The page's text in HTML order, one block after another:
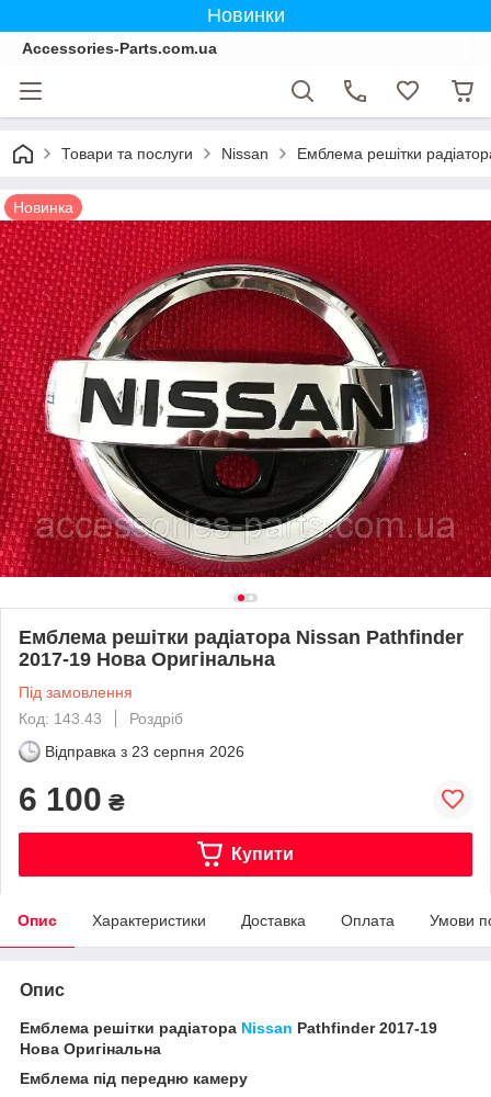
Новинки
Accessories-Parts.com.ua
Товари та послуги Nissan Емблема решітки
Новинка
Емблема решітки радіатора Nissan Pathfinder
2017-19 Нова Оригінальна
Під замовлення
Код: 143.43
Роздріб
Відправка з 23 серпня 2026
6 100 ₴
Купити
Опис Характеристики Доставка Оплата Умови
Опис
Емблема решітки радіатора Nissan Pathfinder 2017-19
Нова Оригінальна
Емблема під передню камеру